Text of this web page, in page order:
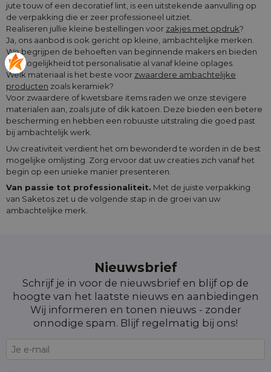
jute touw of een decoratief lint, is een uitstekende aanvulling op
de verpakking die er zeer professioneel uitziet.
Realiseren jullie kleine bestellingen voor zakjes met opdruk?
Ja, ons aanbod is ook gericht op kleine, ambachtelijke merken.
We begrijpen de behoeften van beginnende makers en bieden
de mogelijkheid tot personalisatie al vanaf kleine oplages.
Welk materiaal is het beste voor zwaardere ambachtelijke
producten zoals keramiek?
Voor zwaardere of kwetsbare items raden we onze stevigere
materialen aan, zoals jute of dik katoen. Deze bieden een betere
bescherming en hebben een robuuste uitstraling die goed past
bij ambachtelijk werk.
Uw creativiteit verdient het om bewonderd te worden in de best
mogelijke omlijsting. Zorg ervoor dat uw creaties zich vanaf het
begin op een unieke manier presenteren.
Van passie tot professionaliteit. Met de juiste verpakking
van Saketos zet u de volgende stap in de groei van uw
ambachtelijke merk.
Nieuwsbrief
Schrijf je in voor de nieuwsbrief en blijf op de
hoogte van het laatste nieuws en aanbiedingen
Wij informeren en tonen nieuws - zonder
onnodige spam. Blijf regelmatig bij ons!